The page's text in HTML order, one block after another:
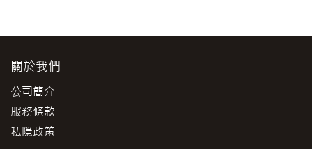
關於我們
公司簡介
服務條款
私隱政策